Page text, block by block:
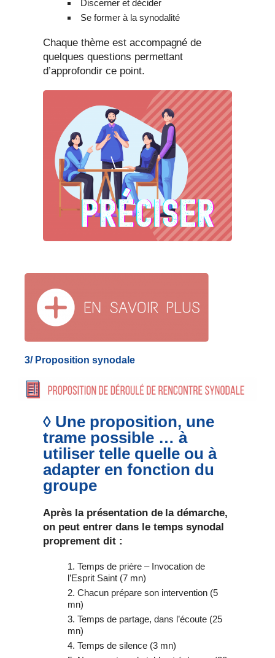
Discerner et décider
Se former à la synodalité
Chaque thème est accompagné de
quelques questions permettant
d’approfondir ce point.
3/ Proposition synodale
◊ Une proposition, une
trame possible … à
utiliser telle quelle ou à
adapter en fonction du
groupe
Après la présentation de la démarche,
on peut entrer dans le temps synodal
proprement dit :
Temps de prière – Invocation de
l’Esprit Saint (7 mn)
Chacun prépare son intervention (5
mn)
Temps de partage, dans l’écoute (25
mn)
Temps de silence (3 mn)